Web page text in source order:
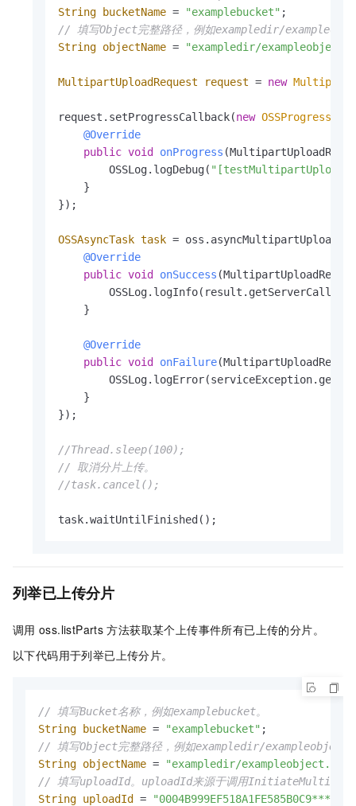
String bucketName = "examplebucket"
// 填写Object完整路径，例如exampledir/
String objectName = "exampledir/
MultipartUploadRequest request = new
request.setProgressCallback(new
@Override
public void onProgress
        OSSLog.logDebug(
    }
});
OSSAsyncTask task =
@Override
public void onSuccess
    }
@Override
public void onFailure
    }
});
//Thread.sleep(100);
// 取消分片上传。
//task.cancel();
task.waitUntilFinished();
列举已上传分片
调用 oss.listParts 方法获取某个上传事件所有已上传的分片。
以下代码用于列举已上传分片。
// 填写Bucket名称，例如examplebucket。
String
bucketName = "examplebucket"
// 填写Object完整路径，例如exampledir/
String objectName =
"exampledir/exampleobject.txt"
// 填写uploadId。uploadId来源于调用
String uploadId = "0004B999EF518A1FE585B0C9****"